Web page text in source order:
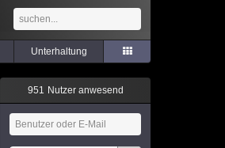
Unterhaltung
951 Nutzer anwesend